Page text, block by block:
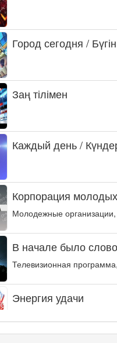
Город сегодня /
Заң тілімен
Каждый день /
Корпорация
Молодежные
В начале было
Телевизионная
Энергия удачи